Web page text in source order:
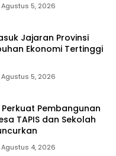
Agustus 5, 2026
Jajaran Provinsi
Ekonomi Tertinggi
Agustus 5, 2026
Perkuat Pembangunan
TAPIS dan Sekolah
Agustus 4, 2026